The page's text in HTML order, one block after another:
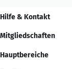
Hilfe & Kontakt
Mitgliedschaften
Hauptbereiche